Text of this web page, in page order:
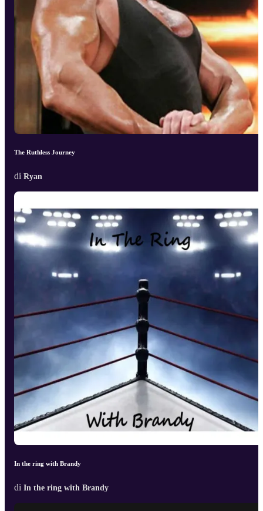
The Ruthless Journey
di Ryan
In the ring with Brandy
di In the ring with Brandy